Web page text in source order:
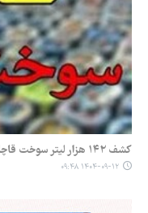
کشف ۱۴۲ هزار لیتر سوخت قاچاق در خراسان رضوی
۱۴۰۴-۰۹-۱۲ ۰۹:۴۸